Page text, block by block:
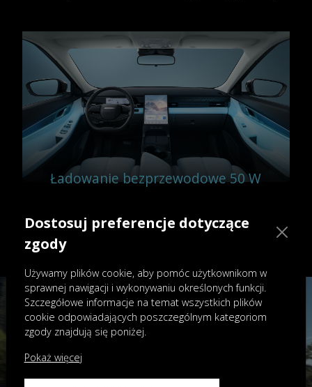
Ładowanie bezprzewodowe 50 W
mocy, do 50 W, zadba o naładowanie
Twojego telefonu. Pozostań w
kontakcie bez uciążliwych kabli.
Dostosuj preferencje dotyczące
zgody
Używamy plików cookie, aby pomóc użytkownikom w
sprawnej nawigacji i wykonywaniu określonych funkcji.
Szczegółowe informacje na temat wszystkich plików
cookie odpowiadających poszczególnym kategoriom
zgody znajdują się poniżej.
Pokaż więcej